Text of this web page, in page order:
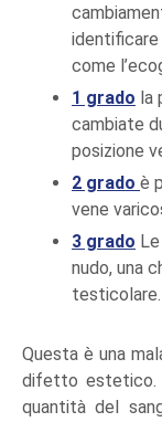
come
1 grado la
cambiate
posizione
2 grado è
vene
3 grado
nudo, una
testicolare.
Questa è una
difetto estetico.
quantità del